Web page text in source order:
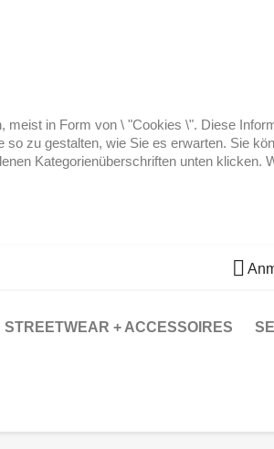
in Form von \ "Cookies \". Diese
zu gestalten, wie Sie es erwarten. Sie
Kategorienüberschriften unten klicken.

STREETWEAR + ACCESSOIRES